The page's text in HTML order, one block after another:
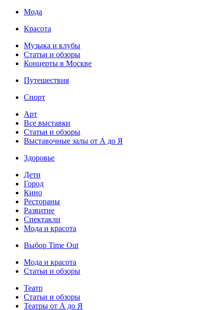
Мода
Красота
Музыка и клубы
Статьи и обзоры
Концерты в Москве
Путешествия
Спорт
Арт
Все выставки
Статьи и обзоры
Выставочные залы от А до Я
Здоровье
Дети
Город
Кино
Рестораны
Развитие
Спектакли
Мода и красота
Выбор Time Out
Мода и красота
Статьи и обзоры
Театр
Статьи и обзоры
Театры от А до Я